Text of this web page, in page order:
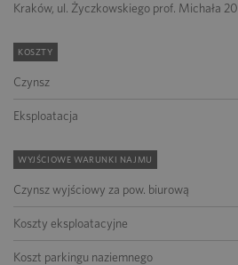
Kraków, ul. Życzkowskiego prof. Michała 20
KOSZTY
Czynsz
Eksploatacja
WYJŚCIOWE WARUNKI NAJMU
Czynsz wyjściowy za pow. biurową
Koszty eksploatacyjne
Koszt parkingu naziemnego